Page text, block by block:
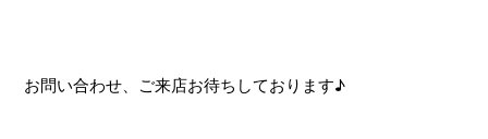
お問い合わせ、ご来店お待ちしております♪